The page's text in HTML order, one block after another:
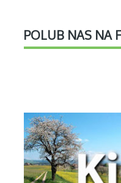
POLUB NAS NA